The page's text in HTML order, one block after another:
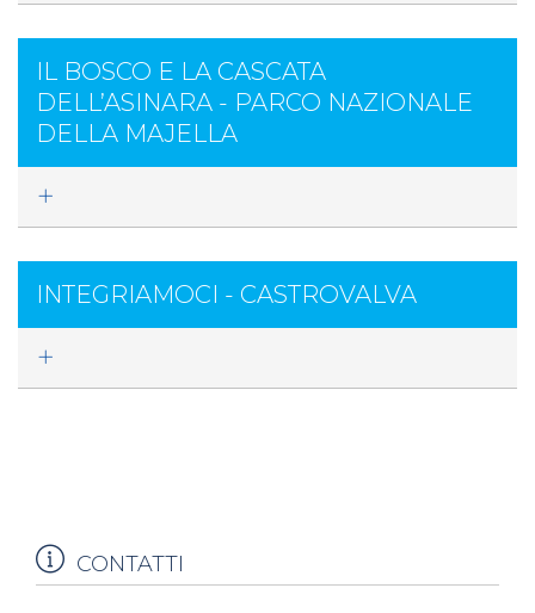
IL BOSCO E LA CASCATA
DELL’ASINARA - PARCO NAZIONALE
DELLA MAJELLA
INTEGRIAMOCI - CASTROVALVA
CONTATTI